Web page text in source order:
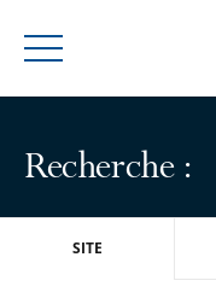
Menu
Recherche :
SITE